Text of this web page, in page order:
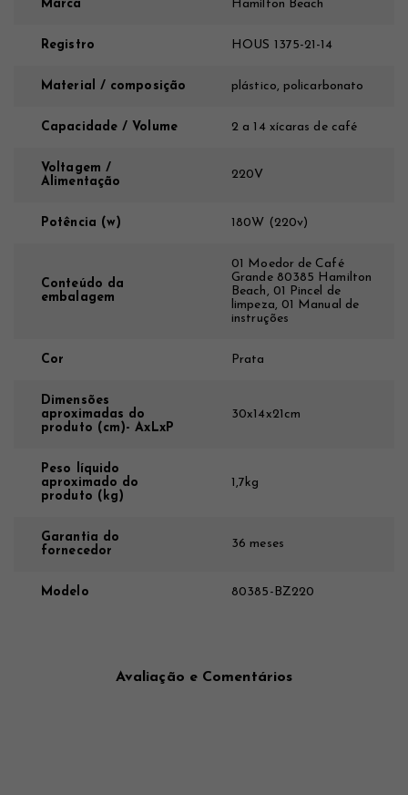
Marca Hamilton Beach
Registro HOUS 1375-21-14
Material / composição plástico, policarbonato
Capacidade / Volume 2 a 14 xícaras de café
Voltagem /
Alimentação
220V
Potência (w) 180W (220v)
Conteúdo da
embalagem
01 Moedor de Café
Grande 80385 Hamilton
Beach, 01 Pincel de
limpeza, 01 Manual de
instruções
Cor Prata
Dimensões
aproximadas do
produto (cm)- AxLxP
30x14x21cm
Peso líquido
aproximado do
produto (kg)
1,7kg
Garantia do
fornecedor
36 meses
Modelo 80385-BZ220
Avaliação e Comentários